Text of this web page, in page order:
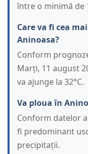
între o minimă de
Care va fi cea
Aninoasa?
Conform
Marți, 11 august
va ajunge la 32°C.
Va ploua în
Conform datelor
fi predominant
precipitații.